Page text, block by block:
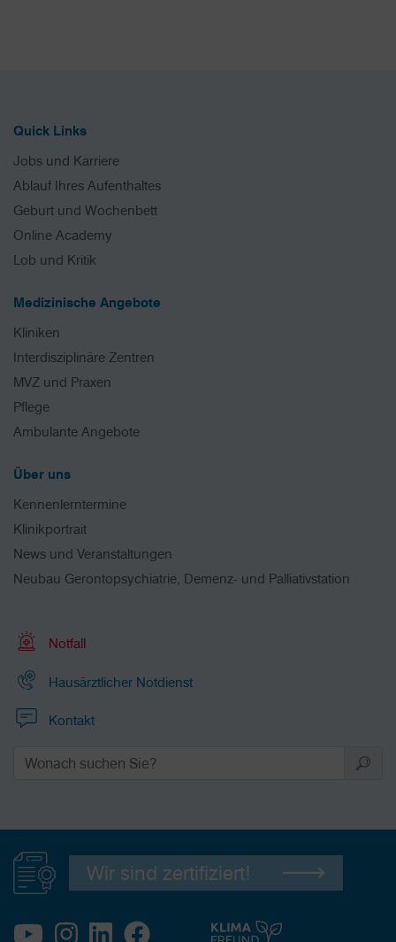
Quick Links
Jobs und Karriere
Ablauf Ihres Aufenthaltes
Geburt und Wochenbett
Online Academy
Lob und Kritik
Medizinische Angebote
Kliniken
Interdisziplinäre Zentren
MVZ und Praxen
Pflege
Ambulante Angebote
Über uns
Kennenlerntermine
Klinikportrait
News und Veranstaltungen
Neubau Gerontopsychiatrie, Demenz- und Palliativstation
Notfall
Hausärztlicher Notdienst
Kontakt
Wir sind zertifiziert!